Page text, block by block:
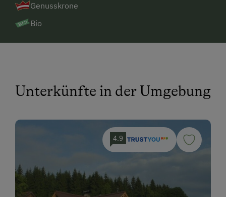
Genusskrone
Bio
Unterkünfte in der Umgebung
4.9